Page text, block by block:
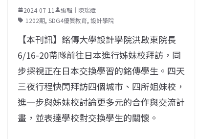
2024-07-11
編輯｜陳瑞斌
1202期, SDG4優質教育, 設計學院
【本刊訊】銘傳大學設計學院洪啟東院長
6/16-20帶隊前往日本進行姊妹校拜訪，同
步探視正在日本交換學習的銘傳學生。四天
三夜行程快閃拜訪四個城市、四所姐妹校，
進一步與姊妹校討論更多元的合作與交流計
畫，並表達學校對交換學生的關懷。